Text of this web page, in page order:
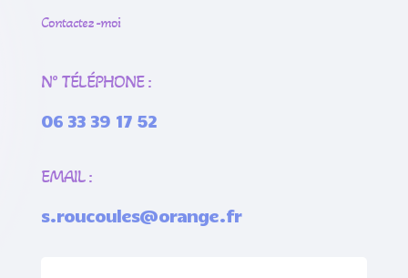
Contactez -moi
N° TÉLÉPHONE :
06 33 39 17 52
EMAIL :
s.roucoules@orange.fr